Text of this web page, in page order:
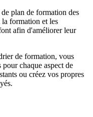
plan de formation des
formation et les
afin d'améliorer leur
de formation, vous
chaque aspect de
ou créez vos propres